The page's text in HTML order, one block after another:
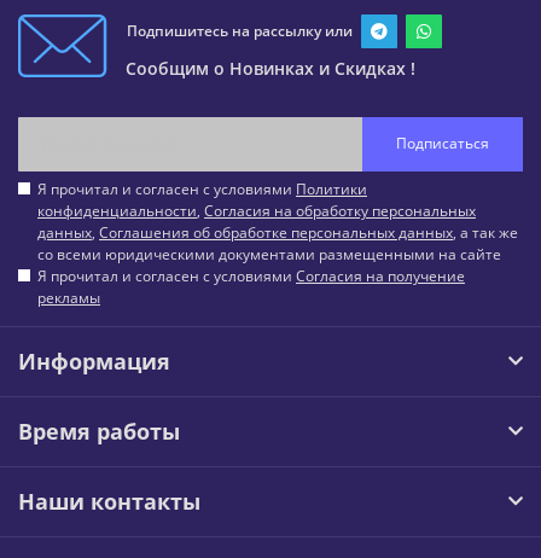
Подпишитесь на рассылку или
Сообщим о Новинках и Скидках !
Подписаться
Я прочитал и согласен с условиями Политики
конфиденциальности, Согласия на обработку персональных
данных, Соглашения об обработке персональных данных, а так же
со всеми юридическими документами размещенными на сайте
Я прочитал и согласен с условиями Согласия на получение
рекламы
Информация
Время работы
Наши контакты